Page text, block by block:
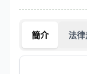
簡介 法